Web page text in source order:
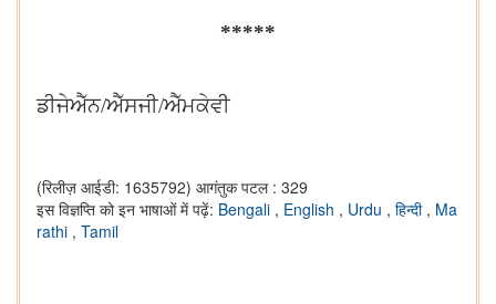
*****
ਡੀਜੇਐੱਨ/ਐੱਸਜੀ/ਐੱਮਕੇਵੀ
(रिलीज़ आईडी: 1635792) आगंतुक पटल : 329
इस विज्ञप्ति को इन भाषाओं में पढ़ें: Bengali , English , Urdu , हिन्दी , Ma
rathi , Tamil